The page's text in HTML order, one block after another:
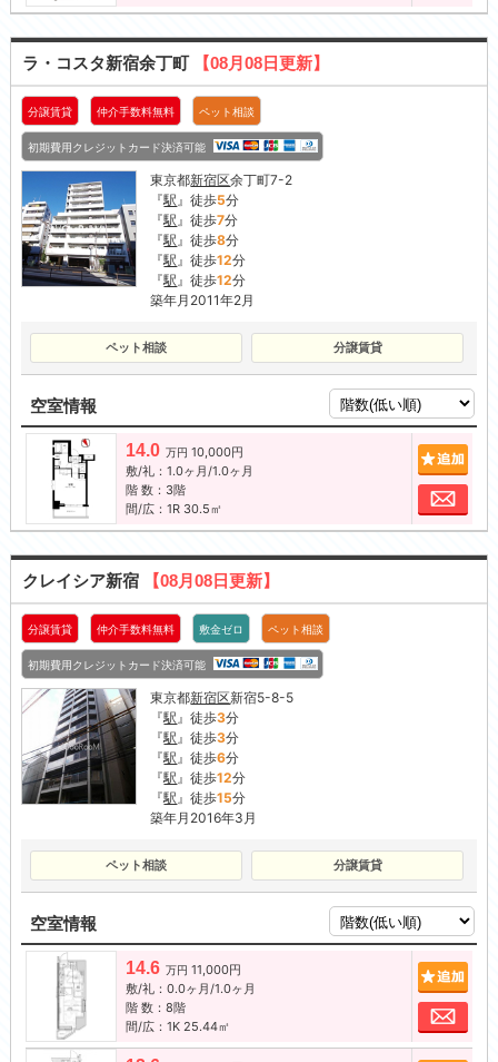
ラ・コスタ新宿余丁町 【08月08日更新】
分譲賃貸 仲介手数料無料 ペット相談
初期費用クレジットカード決済可能
東京都新宿区余丁町7-2
『駅 』徒歩5分
『駅 』徒歩7分
『駅 』徒歩8分
『駅 』徒歩12分
『駅 』徒歩12分
築年月2011年2月
ペット相談 分譲賃貸
空室情報
14.0 万円 10,000円
敷/礼：1.0ヶ月/1.0ヶ月
階 数：3階
間/広：1R 30.5㎡
お
クレイシア新宿 【08月08日更新】
分譲賃貸 仲介手数料無料 敷金ゼロ ペット相談
初期費用クレジットカード決済可能
東京都新宿区新宿5-8-5
『駅 』徒歩3分
『駅 』徒歩3分
『駅 』徒歩6分
『駅 』徒歩12分
『駅 』徒歩15分
築年月2016年3月
ペット相談 分譲賃貸
空室情報
14.6 万円 11,000円
敷/礼：0.0ヶ月/1.0ヶ月
階 数：8階
間/広：1K 25.44㎡
お